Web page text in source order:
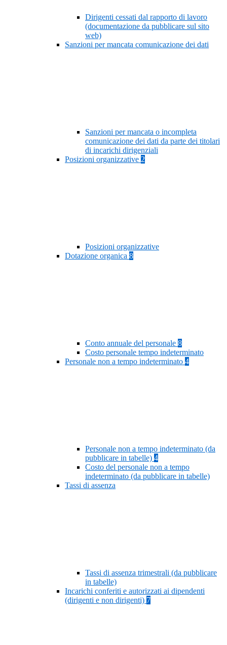
Dirigenti cessati dal rapporto di lavoro
(documentazione da pubblicare sul sito
web)
Sanzioni per mancata comunicazione dei dati
Sanzioni per mancata o incompleta
comunicazione dei dati da parte dei titolari
di incarichi dirigenziali
Posizioni organizzative 2
Posizioni organizzative
Dotazione organica 8
Conto annuale del personale 8
Costo personale tempo indeterminato
Personale non a tempo indeterminato 4
Personale non a tempo indeterminato (da
pubblicare in tabelle) 4
Costo del personale non a tempo
indeterminato (da pubblicare in tabelle)
Tassi di assenza
Tassi di assenza trimestrali (da pubblicare
in tabelle)
Incarichi conferiti e autorizzati ai dipendenti
(dirigenti e non dirigenti) 7